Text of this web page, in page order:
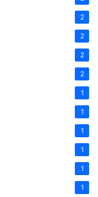
2
2
2
2
1
1
1
1
1
1